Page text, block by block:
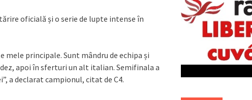
oficială și o serie de lupte intense în
principale. Sunt mândru de echipa și
apoi în sferturi un alt italian. Semifinala a
a declarat campionul, citat de C4.